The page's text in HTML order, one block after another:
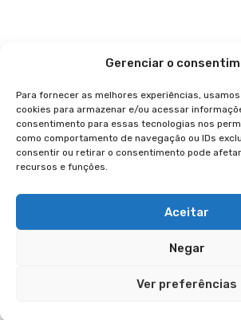
Gerenciar o
Para fornecer as melhores experiências,
cookies para armazenar e/ou acessar
consentimento para essas tecnologias nos
como comportamento de navegação ou IDs
consentir ou retirar o consentimento pode
recursos e funções.
Aceitar
Negar
Ver preferências